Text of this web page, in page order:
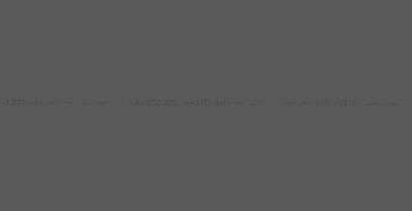
証付きソファなら、長く安心して使えます。